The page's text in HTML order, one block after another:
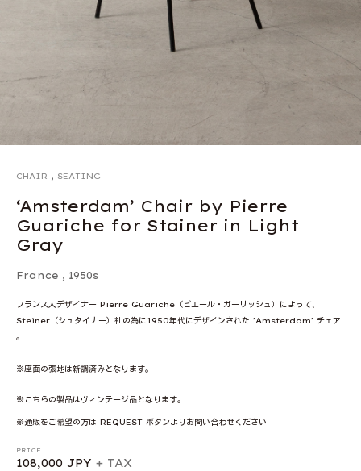
CHAIR , SEATING
‘Amsterdam’ Chair by Pierre
Guariche for Stainer in Light
Gray
France , 1950s
フランス人デザイナー Pierre Guariche（ピエール・ガーリッシュ）によって、
Steiner（シュタイナー）社の為に1950年代にデザインされた 'Amsterdam' チェア
。
※座面の張地は新調済みとなります。
※こちらの製品はヴィンテージ品となります。
※通販をご希望の方は REQUEST ボタンよりお問い合わせください
PRICE
108,000 JPY + TAX